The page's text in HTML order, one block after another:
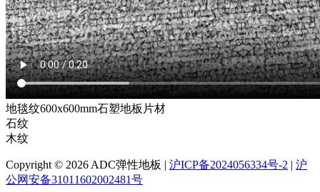
地毯纹600x600mm石塑地板片材
石纹
木纹
Copyright © 2026 ADC弹性地板 | 沪ICP备2024056334号-2 | 沪
公网安备31011602002481号